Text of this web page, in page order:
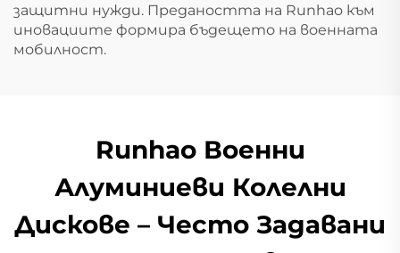
защитни нужди. Предаността на Runhao към
иновациите формира бъдещето на военната
мобилност.
Runhao Военни
Алуминиеви Колелни
Дискове – Често Задавани